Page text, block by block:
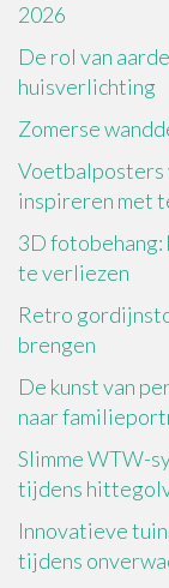
2026
De rol van
huisverlichting
Zomerse
Voetbalposters
inspireren met
3D
te verliezen
Retro
brengen
De kunst van
naar
Slimme WTW-
tijdens
Innovatieve
tijdens